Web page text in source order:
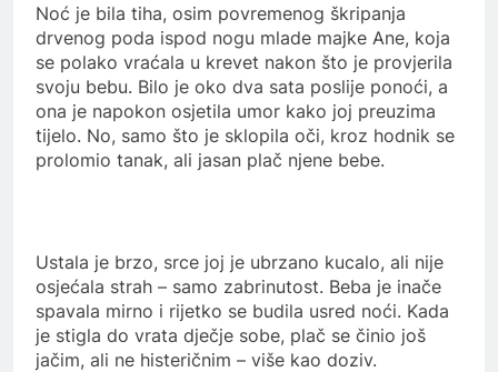
Noć je bila tiha, osim povremenog škripanja
drvenog poda ispod nogu mlade majke Ane, koja
se polako vraćala u krevet nakon što je provjerila
svoju bebu. Bilo je oko dva sata poslije ponoći, a
ona je napokon osjetila umor kako joj preuzima
tijelo. No, samo što je sklopila oči, kroz hodnik se
prolomio tanak, ali jasan plač njene bebe.
Ustala je brzo, srce joj je ubrzano kucalo, ali nije
osjećala strah – samo zabrinutost. Beba je inače
spavala mirno i rijetko se budila usred noći. Kada
je stigla do vrata dječje sobe, plač se činio još
jačim, ali ne histeričnim – više kao doziv.